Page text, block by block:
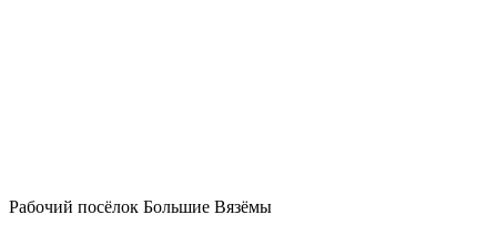
Рабочий посёлок Большие Вязёмы